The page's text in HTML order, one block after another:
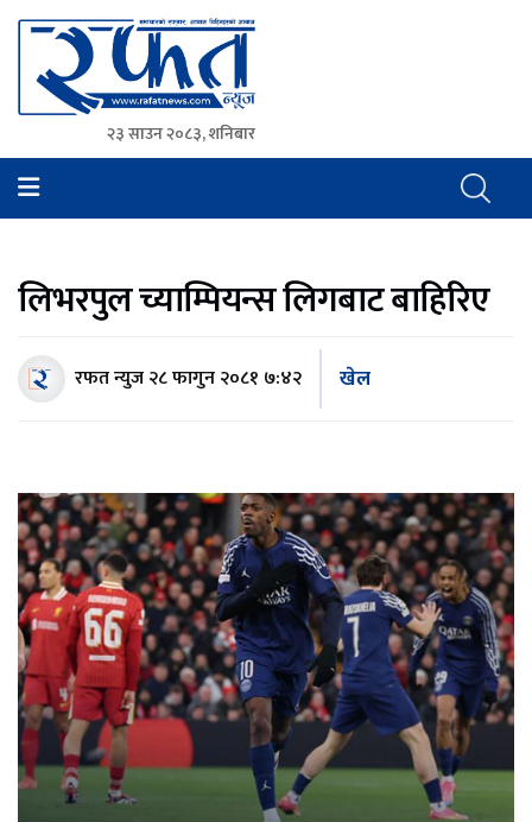
Rafat News
समाचारको रफ्तार, आवाज बिहिनहरुको आवाज
२३ साउन २०८३, शनिबार
लिभरपुल च्याम्पियन्स लिगबाट बाहिरिए
रफत न्युज२८ फागुन २०८१ ७:४२ खेल